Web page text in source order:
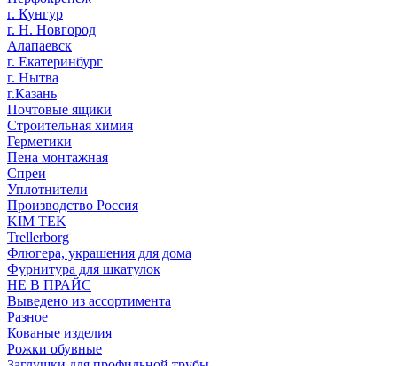
г. Кунгур
г. Н. Новгород
Алапаевск
г. Екатеринбург
г. Нытва
г.Казань
Почтовые ящики
Строительная химия
Герметики
Пена монтажная
Спреи
Уплотнители
Производство Россия
KIM TEK
Trellerborg
Флюгера, украшения для дома
Фурнитура для шкатулок
НЕ В ПРАЙС
Выведено из ассортимента
Разное
Кованые изделия
Рожки обувные